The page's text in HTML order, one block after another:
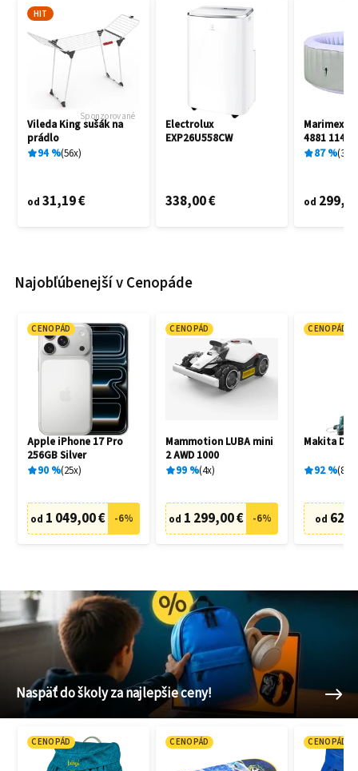
HIT
Sponzorované
Vileda King sušák na
prádlo
94% 56x
od 31,19 €
Electrolux
EXP26U558CW
338,00 €
Marimex
4881
87% 3
od
Najobľúbenejší v Cenopáde
CENOPÁD
Apple iPhone 17 Pro
256GB Silver
90% 25x
od 1 049,00 € -6%
CENOPÁD
Mammotion LUBA mini
2 AWD 1000
99% 4x
od 1 299,00 € -6%
CENOPÁD
Makita
92% 83
od
Naspäť do školy za najlepšie ceny!
CENOPÁD CENOPÁD CENOPÁD